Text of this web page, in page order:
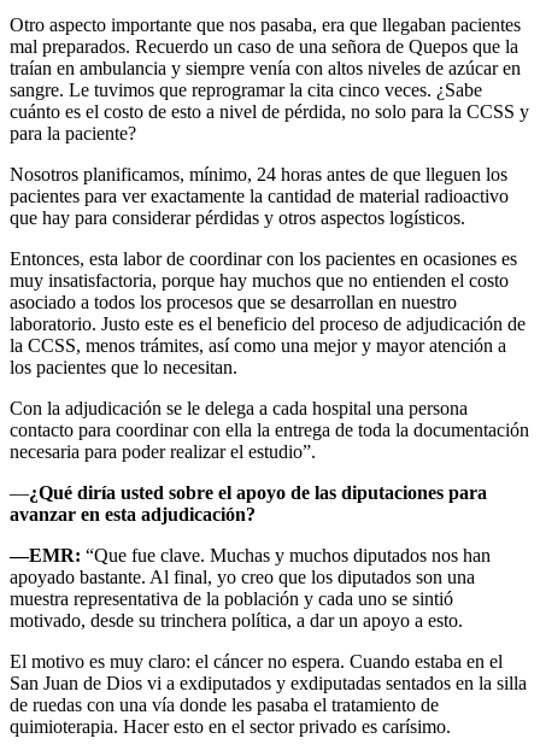
Otro aspecto importante que nos pasaba, era que llegaban pacientes
mal preparados. Recuerdo un caso de una señora de Quepos que la
traían en ambulancia y siempre venía con altos niveles de azúcar en
sangre. Le tuvimos que reprogramar la cita cinco veces. ¿Sabe
cuánto es el costo de esto a nivel de pérdida, no solo para la CCSS y
para la paciente?
Nosotros planificamos, mínimo, 24 horas antes de que lleguen los
pacientes para ver exactamente la cantidad de material radioactivo
que hay para considerar pérdidas y otros aspectos logísticos.
Entonces, esta labor de coordinar con los pacientes en ocasiones es
muy insatisfactoria, porque hay muchos que no entienden el costo
asociado a todos los procesos que se desarrollan en nuestro
laboratorio. Justo este es el beneficio del proceso de adjudicación de
la CCSS, menos trámites, así como una mejor y mayor atención a
los pacientes que lo necesitan.
Con la adjudicación se le delega a cada hospital una persona
contacto para coordinar con ella la entrega de toda la documentación
necesaria para poder realizar el estudio”.
—¿Qué diría usted sobre el apoyo de las diputaciones para
avanzar en esta adjudicación?
—EMR: “Que fue clave. Muchas y muchos diputados nos han
apoyado bastante. Al final, yo creo que los diputados son una
muestra representativa de la población y cada uno se sintió
motivado, desde su trinchera política, a dar un apoyo a esto.
El motivo es muy claro: el cáncer no espera. Cuando estaba en el
San Juan de Dios vi a exdiputados y exdiputadas sentados en la silla
de ruedas con una vía donde les pasaba el tratamiento de
quimioterapia. Hacer esto en el sector privado es carísimo.